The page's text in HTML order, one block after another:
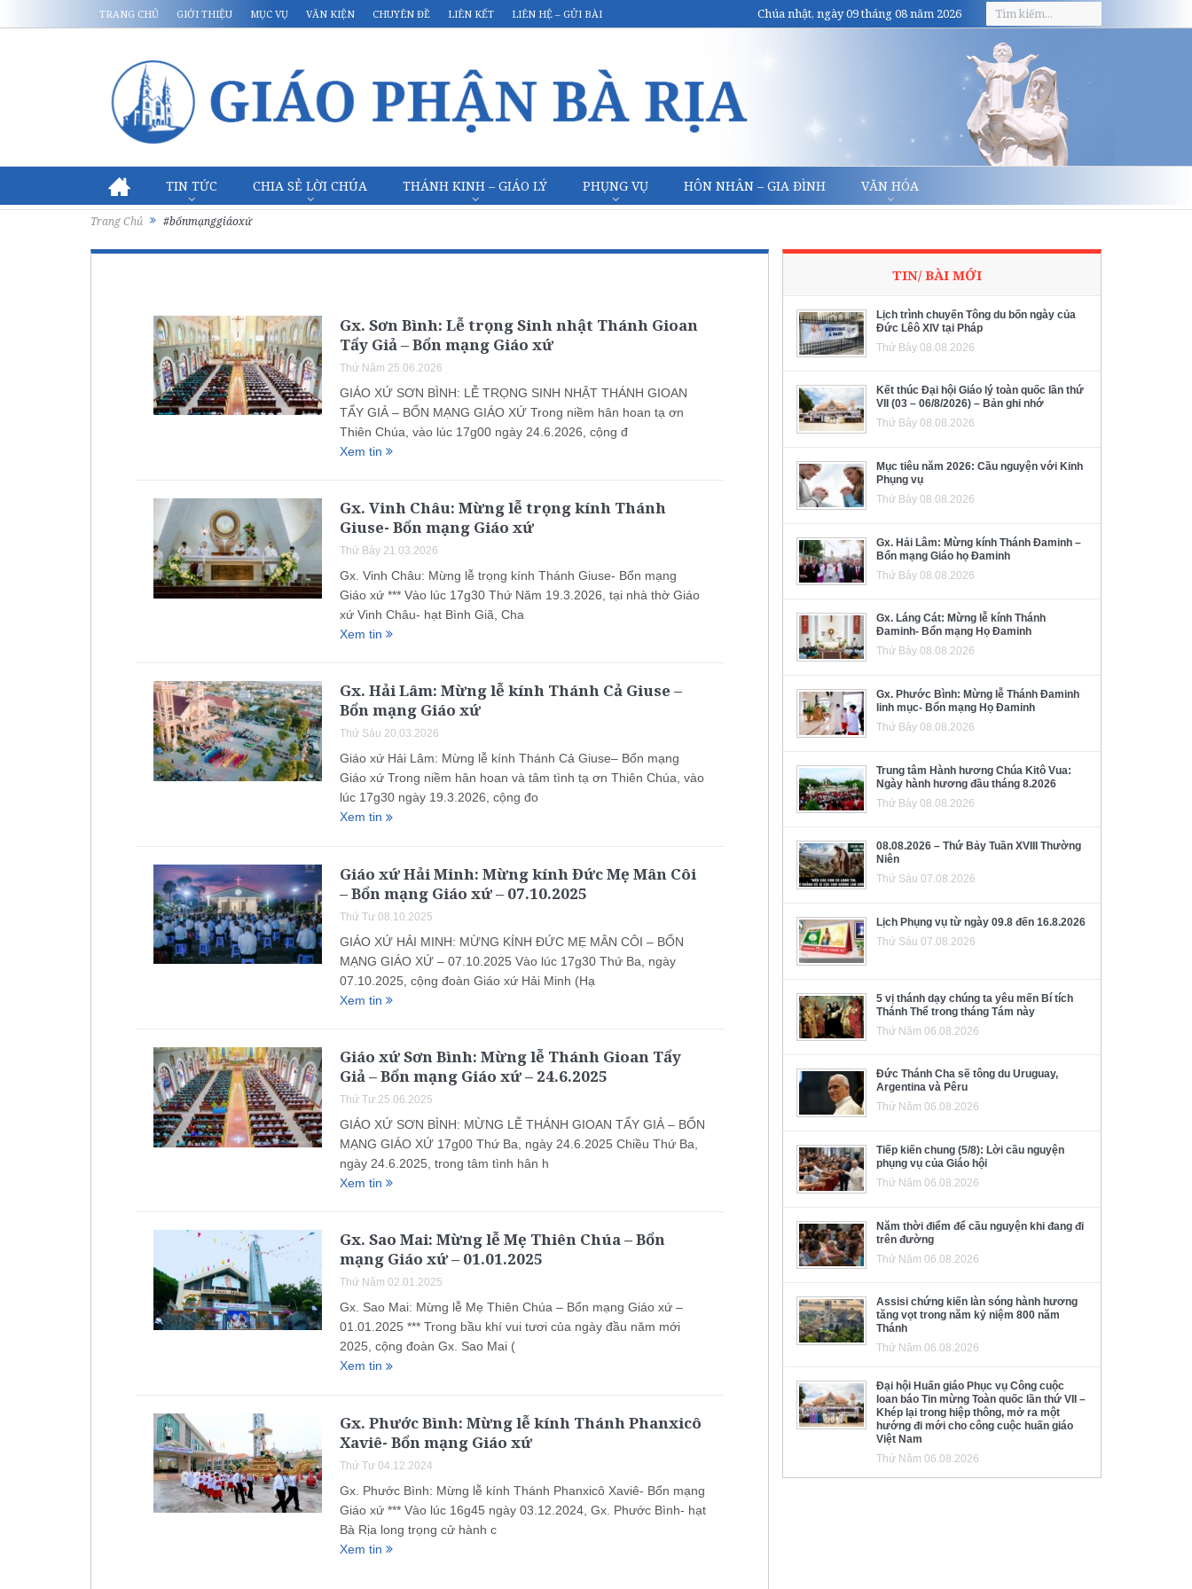
TRANG CHỦ GIỚI THIỆU MỤC VỤ VĂN KIỆN CHUYÊN ĐỀ LIÊN KẾT LIÊN HỆ – GỬI BÀI Chúa nhật, ngày 09 tháng 08 năm 2026
TIN TỨC CHIA SẺ LỜI CHÚA THÁNH KINH – GIÁO LÝ PHỤNG VỤ HÔN NHÂN – GIA ĐÌNH VĂN HÓA
Trang Chủ #bổnmạnggiáoxứ
Gx. Sơn Bình: Lễ trọng Sinh nhật Thánh Gioan
Tẩy Giả – Bổn mạng Giáo xứ
Thứ Năm 25.06.2026
GIÁO XỨ SƠN BÌNH: LỄ TRỌNG SINH NHẬT THÁNH GIOAN
TẨY GIẢ – BỔN MẠNG GIÁO XỨ Trong niềm hân hoan tạ ơn
Thiên Chúa, vào lúc 17g00 ngày 24.6.2026, cộng đ
Xem tin
Gx. Vinh Châu: Mừng lễ trọng kính Thánh
Giuse- Bổn mạng Giáo xứ
Thứ Bảy 21.03.2026
Gx. Vinh Châu: Mừng lễ trọng kính Thánh Giuse- Bổn mạng
Giáo xứ *** Vào lúc 17g30 Thứ Năm 19.3.2026, tại nhà thờ Giáo
xứ Vinh Châu- hạt Bình Giã, Cha
Xem tin
Gx. Hải Lâm: Mừng lễ kính Thánh Cả Giuse –
Bổn mạng Giáo xứ
Thứ Sáu 20.03.2026
Giáo xứ Hải Lâm: Mừng lễ kính Thánh Cả Giuse– Bổn mạng
Giáo xứ Trong niềm hân hoan và tâm tình tạ ơn Thiên Chúa, vào
lúc 17g30 ngày 19.3.2026, cộng đo
Xem tin
Giáo xứ Hải Minh: Mừng kính Đức Mẹ Mân Côi
– Bổn mạng Giáo xứ – 07.10.2025
Thứ Tư 08.10.2025
GIÁO XỨ HẢI MINH: MỪNG KÍNH ĐỨC MẸ MÂN CÔI – BỔN
MẠNG GIÁO XỨ – 07.10.2025 Vào lúc 17g30 Thứ Ba, ngày
07.10.2025, cộng đoàn Giáo xứ Hải Minh (Hạ
Xem tin
Giáo xứ Sơn Bình: Mừng lễ Thánh Gioan Tẩy
Giả – Bổn mạng Giáo xứ – 24.6.2025
Thứ Tư 25.06.2025
GIÁO XỨ SƠN BÌNH: MỪNG LỄ THÁNH GIOAN TẨY GIẢ – BỔN
MẠNG GIÁO XỨ 17g00 Thứ Ba, ngày 24.6.2025 Chiều Thứ Ba,
ngày 24.6.2025, trong tâm tình hân h
Xem tin
Gx. Sao Mai: Mừng lễ Mẹ Thiên Chúa – Bổn
mạng Giáo xứ – 01.01.2025
Thứ Năm 02.01.2025
Gx. Sao Mai: Mừng lễ Mẹ Thiên Chúa – Bổn mạng Giáo xứ –
01.01.2025 *** Trong bầu khí vui tươi của ngày đầu năm mới
2025, cộng đoàn Gx. Sao Mai (
Xem tin
Gx. Phước Bình: Mừng lễ kính Thánh Phanxicô
Xaviê- Bổn mạng Giáo xứ
Thứ Tư 04.12.2024
Gx. Phước Bình: Mừng lễ kính Thánh Phanxicô Xaviê- Bổn mạng
Giáo xứ *** Vào lúc 16g45 ngày 03.12.2024, Gx. Phước Bình- hạt
Bà Rịa long trọng cử hành c
Xem tin
TIN/ BÀI MỚI
Lịch trình chuyến Tông du bốn ngày của
Đức Lêô XIV tại Pháp
Thứ Bảy 08.08.2026
Kết thúc Đại hội Giáo lý toàn quốc lần thứ
VII (03 – 06/8/2026) – Bản ghi nhớ
Thứ Bảy 08.08.2026
Mục tiêu năm 2026: Cầu nguyện với Kinh
Phụng vụ
Thứ Bảy 08.08.2026
Gx. Hải Lâm: Mừng kính Thánh Đaminh –
Bổn mạng Giáo họ Đaminh
Thứ Bảy 08.08.2026
Gx. Láng Cát: Mừng lễ kính Thánh
Đaminh- Bổn mạng Họ Đaminh
Thứ Bảy 08.08.2026
Gx. Phước Bình: Mừng lễ Thánh Đaminh
linh mục- Bổn mạng Họ Đaminh
Thứ Bảy 08.08.2026
Trung tâm Hành hương Chúa Kitô Vua:
Ngày hành hương đầu tháng 8.2026
Thứ Bảy 08.08.2026
08.08.2026 – Thứ Bảy Tuần XVIII Thường
Niên
Thứ Sáu 07.08.2026
Lịch Phụng vụ từ ngày 09.8 đến 16.8.2026
Thứ Sáu 07.08.2026
5 vị thánh dạy chúng ta yêu mến Bí tích
Thánh Thể trong tháng Tám này
Thứ Năm 06.08.2026
Đức Thánh Cha sẽ tông du Uruguay,
Argentina và Pêru
Thứ Năm 06.08.2026
Tiếp kiến chung (5/8): Lời cầu nguyện
phụng vụ của Giáo hội
Thứ Năm 06.08.2026
Năm thời điểm để cầu nguyện khi đang đi
trên đường
Thứ Năm 06.08.2026
Assisi chứng kiến làn sóng hành hương
tăng vọt trong năm kỷ niệm 800 năm
Thánh
Thứ Năm 06.08.2026
Đại hội Huấn giáo Phục vụ Công cuộc
loan báo Tin mừng Toàn quốc lần thứ VII –
Khép lại trong hiệp thông, mở ra một
hướng đi mới cho công cuộc huấn giáo
Việt Nam
Thứ Năm 06.08.2026